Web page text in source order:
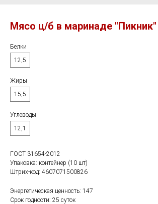
Мясо ц/б в маринаде "Пикник"
Белки
12,5
Жиры
15,5
Углеводы
12,1
ГОСТ 31654-2012
Упаковка: контейнер (10 шт)
Штрих-код: 4607071500826
Энергетическая ценность: 147
Срок годности: 25 суток